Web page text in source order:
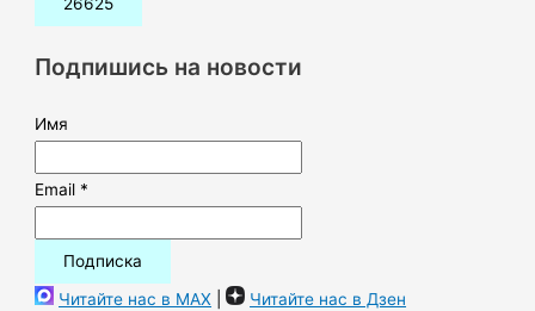
:Подпишись на новости
Имя
Email *
Читайте нас в MAX | Читайте нас в Дзен